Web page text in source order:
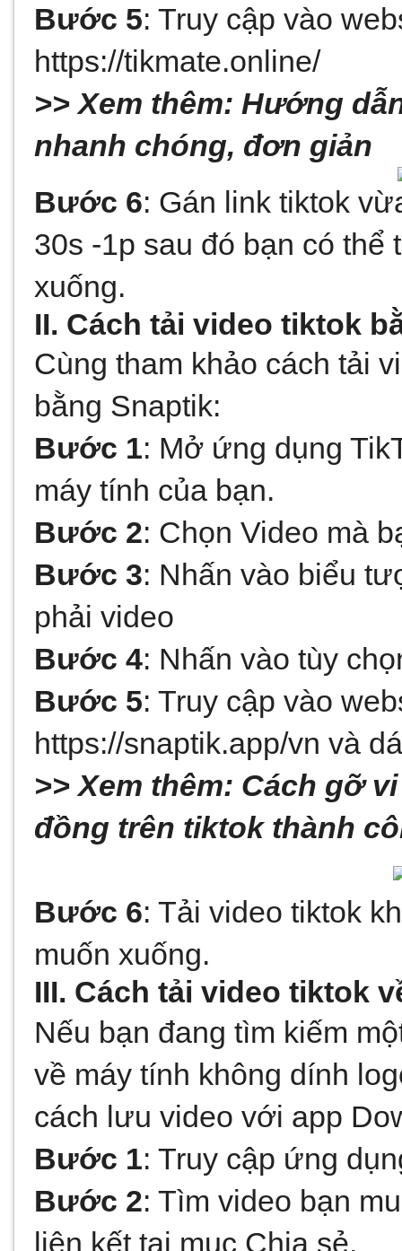
Bước 5: Truy cập vào
https://tikmate.online/
>> Xem thêm: Hướng
nhanh chóng, đơn giản
Bước 6: Gán link tiktok
30s -1p sau đó bạn có
xuống.
II. Cách tải video tiktok
Cùng tham khảo cách tải
bằng Snaptik:
Bước 1: Mở ứng dụng
máy tính của bạn.
Bước 2: Chọn Video mà
Bước 3: Nhấn vào biểu
phải video
Bước 4: Nhấn vào tùy
Bước 5: Truy cập vào
https://snaptik.app/vn và
>> Xem thêm: Cách gỡ
đồng trên tiktok thành
Bước 6: Tải video tiktok
muốn xuống.
III. Cách tải video tiktok
Nếu bạn đang tìm kiếm
về máy tính không dính
cách lưu video với app
Bước 1: Truy cập ứng
Bước 2: Tìm video bạn
liên kết tại mục Chia sẻ.